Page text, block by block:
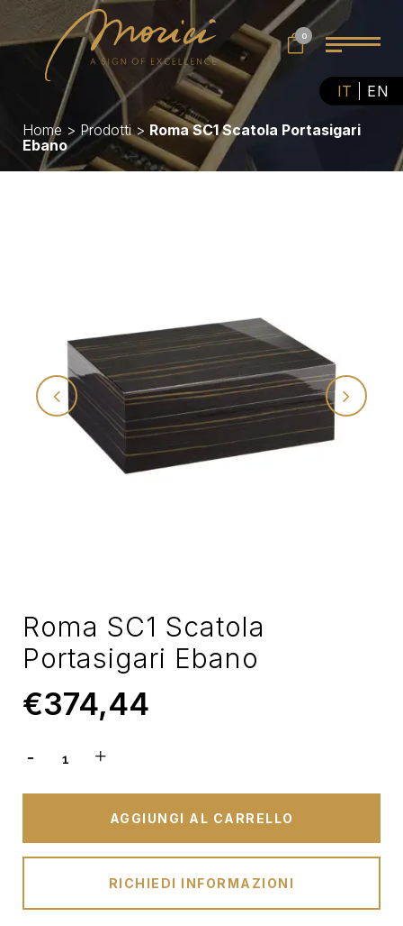
IT EN
0
Home > Prodotti> Roma SC1 Scatola Portasigari
Ebano
Roma SC1 Scatola
Portasigari Ebano
€374,44
AGGIUNGI AL CARRELLO
RICHIEDI INFORMAZIONI